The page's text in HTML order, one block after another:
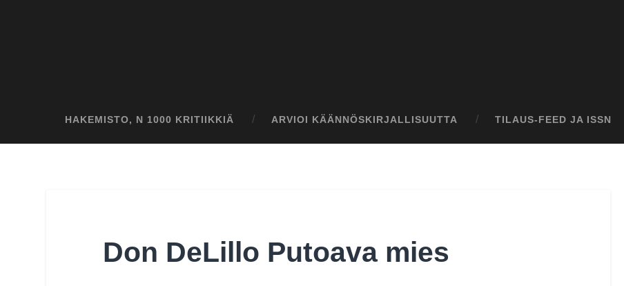
HAKEMISTO, N 1000 KRITIIKKIÄ ARVIOI KÄÄNNÖSKIRJALLISUUTTA TILAUS-FEED JA ISSN
Don DeLillo Putoava mies